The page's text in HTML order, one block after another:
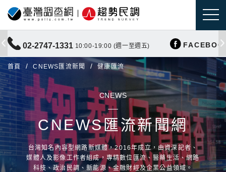
02-2747-1331 10:00-19:00 (週一至週五)
首頁 CNEWS匯流新聞 健康匯流
CNEWS
CNEWS匯流新聞網
台灣知名內容型網路新媒體，2016年成立，由資深記者、
媒體人及影像工作者組成，專精數位匯流、醫藥生活、網路
科技、政治民調、新能源、金融財經及企業公益領域。